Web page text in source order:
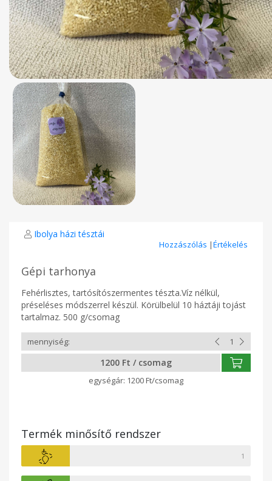
Ibolya házi tésztái
Hozzászólás |Értékelés
Gépi tarhonya
Fehérlisztes, tartósítószermentes tészta.Víz nélkül,
préseléses módszerrel készül. Körülbelül 10 háztáji tojást
tartalmaz. 500 g/csomag
1200 Ft / csomag
1200 Ft/csomag
Termék minősítő rendszer
1